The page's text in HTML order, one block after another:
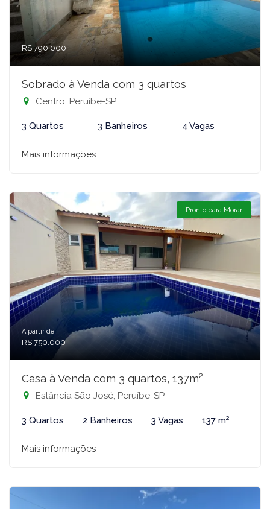
R$ 790.000
Sobrado à Venda com 3 quartos
Centro, Peruíbe-SP
3 Quartos 3 Banheiros 4 Vagas
Mais informações
Pronto para Morar
A partir de:
R$ 750.000
Casa à Venda com 3 quartos, 137m²
Estância São José, Peruíbe-SP
3 Quartos 2 Banheiros 3 Vagas 137 m²
Mais informações